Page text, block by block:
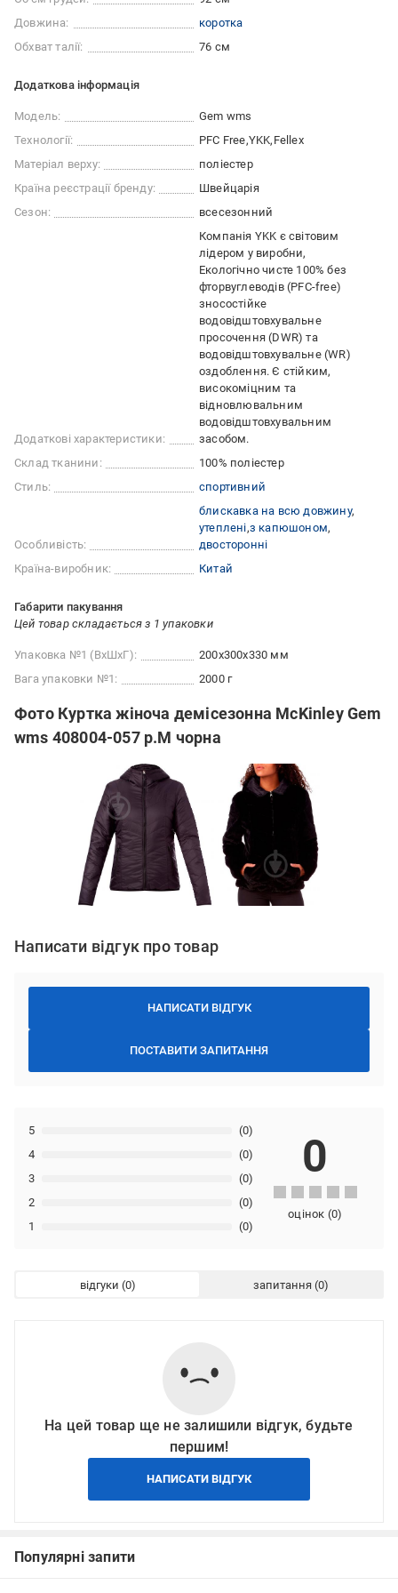
Довжина:
коротка
Обхват талії:
76 см
Додаткова інформація
Модель:
Gem wms
Технології:
PFC Free YKK Fellex
Матеріал верху:
поліестер
Країна реєстрації бренду:
Швейцарія
Сезон:
всесезонний
Додаткові характеристики:
Компанія YKK є світовим
лідером у виробни
Екологічно чисте 100% без
фторвуглеводів (PFC-free)
зносостійке
водовідштовхувальне
просочення (DWR) та
водовідштовхувальне (WR)
оздоблення. Є стійким,
високоміцним та
відновлювальним
водовідштовхувальним
засобом.
Склад тканини:
100% поліестер
Стиль:
спортивний
Особливість:
блискавка на всю довжину
утеплені з капюшоном
двосторонні
Країна-виробник:
Китай
Габарити пакування
Цей товар складається з 1 упаковки
Упаковка №1 (ВхШхГ):
200x300x330 мм
Вага упаковки №1:
2000 г
Фото Куртка жіноча демісезонна McKinley Gem
wms 408004-057 р.M чорна
Написати відгук про товар
НАПИСАТИ ВІДГУК
ПОСТАВИТИ ЗАПИТАННЯ
1 (0)
2 (0)
3 (0)
4 (0)
5 (0)
0
оцінок (0)
відгуки запитання
На цей товар ще не залишили відгук, будьте
першим!
НАПИСАТИ ВІДГУК
Популярні запити